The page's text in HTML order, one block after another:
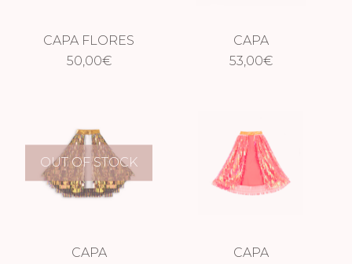
CAPA FLORES
50,00€
CAPA
HOLOGRÁFICA
53,00€
OUT OF STOCK
CAPA
CAPA